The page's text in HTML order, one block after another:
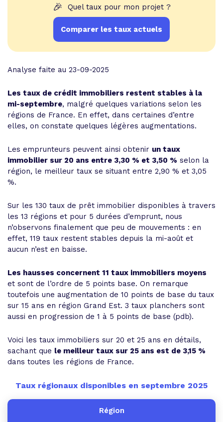
🎉 Quel taux pour mon projet ?
Comparer les taux actuels
Analyse faite au 23-09-2025
Les taux de crédit immobiliers restent stables à la
mi-septembre, malgré quelques variations selon les
régions de France. En effet, dans certaines d’entre
elles, on constate quelques légères augmentations.
Les emprunteurs peuvent ainsi obtenir un taux
immobilier sur 20 ans entre 3,30 % et 3,50 % selon la
région, le meilleur taux se situant entre 2,90 % et 3,05
%.
Sur les 130 taux de prêt immobilier disponibles à travers
les 13 régions et pour 5 durées d’emprunt, nous
n’observons finalement que peu de mouvements : en
effet, 119 taux restent stables depuis la mi-août et
aucun n’est en baisse.
Les hausses concernent 11 taux immobiliers moyens
et sont de l’ordre de 5 points base. On remarque
toutefois une augmentation de 10 points de base du taux
sur 15 ans en région Grand Est. 3 taux planchers sont
aussi en progression de 1 à 5 points de base (pdb).
Voici les taux immobiliers sur 20 et 25 ans en détails,
sachant que le meilleur taux sur 25 ans est de 3,15 %
dans toutes les régions de France.
Taux régionaux disponibles en septembre 2025